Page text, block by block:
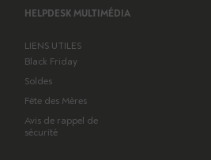
HELPDESK MULTIMÉDIA
LIENS UTILES
Black Friday
Soldes
Fête des Mères
Avis de rappel de
sécurité